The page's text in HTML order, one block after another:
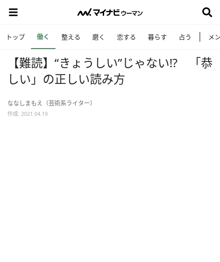
トップ 働く 整える 磨く 恋する 暮らす 占う メ
【難読】“きょうしい”じゃない!? 「恭
しい」の正しい読み方
ななしまもえ（芸術系ライター）
作成: 2021.04.19